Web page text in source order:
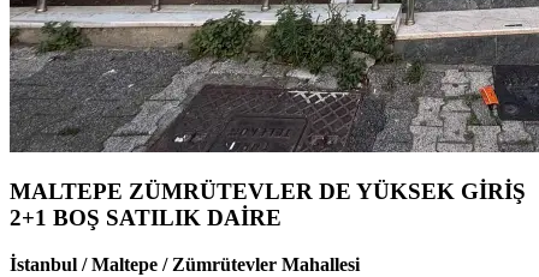
MALTEPE ZÜMRÜTEVLER DE YÜKSEK GİRİŞ
2+1 BOŞ SATILIK DAİRE
İstanbul / Maltepe / Zümrütevler Mahallesi